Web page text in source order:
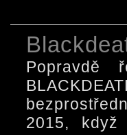
Popravdě
2015, když